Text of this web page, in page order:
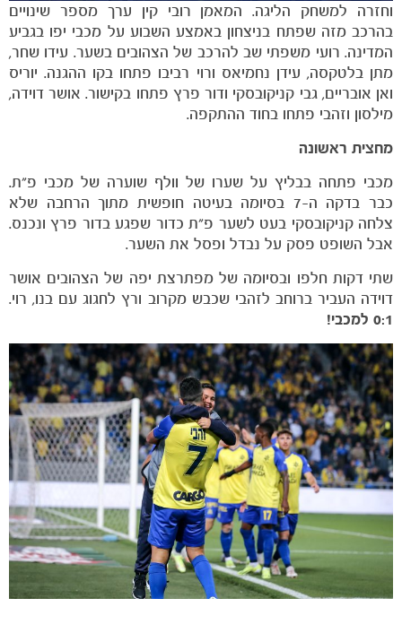
הקבוצות
וחזרה למשחק הליגה. המאמן רובי קין ערך מספר שינויים
בהרכב מזה שפתח בניצחון באמצע השבוע על מכבי יפו בגביע
המדינה. רועי משפתי שב להרכב של הצהובים בשער. עידו שחר,
מתן בלטקסה, עידן נחמיאס ורוי רביבו פתחו בקו ההגנה. יוריס
ואן אובריים, גבי קניקובסקי ודור פרץ פתחו בקישור. אושר דוידה,
מילסון וזהבי פתחו בחוד ההתקפה.
מחצית ראשונה
מכבי פתחה בבליץ על שערו של וולף שוערה של מכבי פ"ת.
כבר בדקה ה-7 בסיומה בעיטה חופשית מתוך הרחבה שלא
צלחה קניקובסקי בעט לשער פ"ת כדור שפגע בדור פרץ ונכנס.
אבל השופט פסק על נבדל ופסל את השער.
שתי דקות חלפו ובסיומה של מפתרצת יפה של הצהובים אושר
דוידה העביר ברוחב לזהבי שכבש מקרוב ורץ לחגוג עם בנו, רוי.
0:1 למכבי!